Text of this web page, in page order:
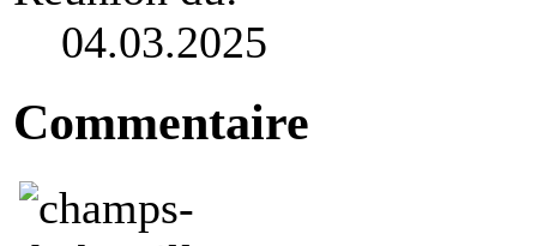
04.03.2025
Commentaire